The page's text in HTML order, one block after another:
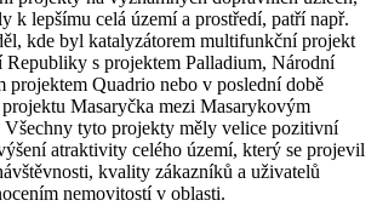
k lepšímu celá území a prostředí, patří např.
kde byl katalyzátorem multifunkční projekt
Republiky s projektem Palladium, Národní
projektem Quadrio nebo v poslední době
Masaryčka mezi Masarykovým
Všechny tyto projekty měly velice pozitivní
atraktivity celého území, který se projevil
kvality zákazníků a uživatelů
nemovitostí v oblasti.